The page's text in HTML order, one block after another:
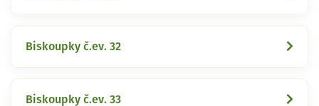
Biskoupky č.ev. 32
Biskoupky č.ev. 33